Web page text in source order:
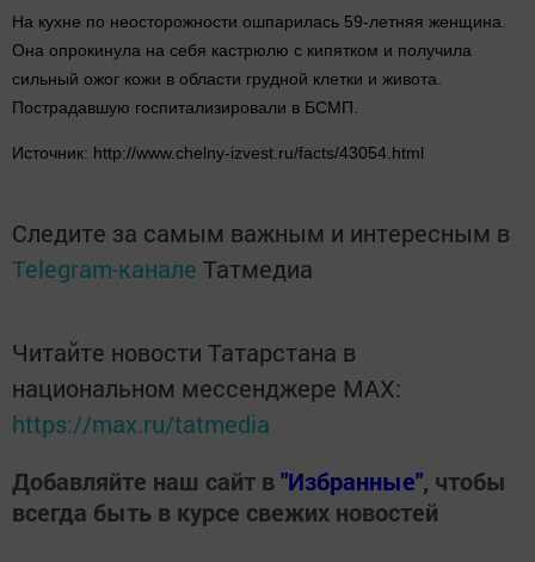
На кухне по неосторожности ошпарилась 59-летняя женщина.
Она опрокинула на себя кастрюлю с кипятком и получила
сильный ожог кожи в области грудной клетки и живота.
Пострадавшую госпитализировали в БСМП.
Источник: http://www.chelny-izvest.ru/facts/43054.html
Следите за самым важным и интересным в
Telegram-канале Татмедиа
Читайте новости Татарстана в
национальном мессенджере MАХ:
https://max.ru/tatmedia
Добавляйте наш сайт в"Избранные", чтобы
всегда быть в курсе свежих новостей